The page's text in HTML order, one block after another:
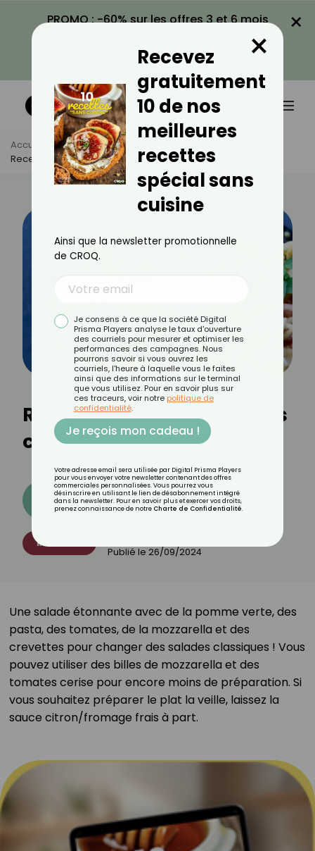
PROMO : -60% sur les offres 3 et 6 mois
VOIR LA PROMO
×
Accueil Actus
Recettes
Recette De Salade Tomates Crevettes Mozzarella
Recette de Salade tomates
crevettes mozzarella
Découvrez les 11 menus CROQ
RECETTES
Publié le 26/09/2024
Une salade étonnante avec de la pomme verte, des
pasta, des tomates, de la mozzarella et des
crevettes pour changer des salades classiques ! Vous
pouvez utiliser des billes de mozzarella et des
tomates cerise pour encore moins de préparation. Si
vous souhaitez préparer le plat la veille, laissez la
sauce citron/fromage frais à part.
Recevez
gratuitement
10 de nos
meilleures
recettes
spécial sans
cuisine
×
Ainsi que la newsletter promotionnelle
de CROQ.
Je consens à ce que la société Digital
Prisma Players analyse le taux d'ouverture
des courriels pour mesurer et optimiser les
performances des campagnes. Nous
pourrons savoir si vous ouvrez les
courriels, l'heure à laquelle vous le faites
ainsi que des informations sur le terminal
que vous utilisez. Pour en savoir plus sur
ces traceurs, voir notre politique de
confidentialité.
Je reçois mon cadeau !
Votre adresse email sera utilisée par Digital Prisma Players
pour vous envoyer votre newsletter contenant des offres
commerciales personnalisées. Vous pourrez vous
désinscrire en utilisant le lien de désabonnement intégré
dans la newsletter. Pour en savoir plus et exercer vos droits,
prenez connaissance de notre Charte de Confidentialité.